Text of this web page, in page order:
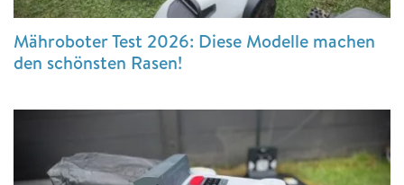
Mähroboter Test 2026: Diese Modelle machen
den schönsten Rasen!